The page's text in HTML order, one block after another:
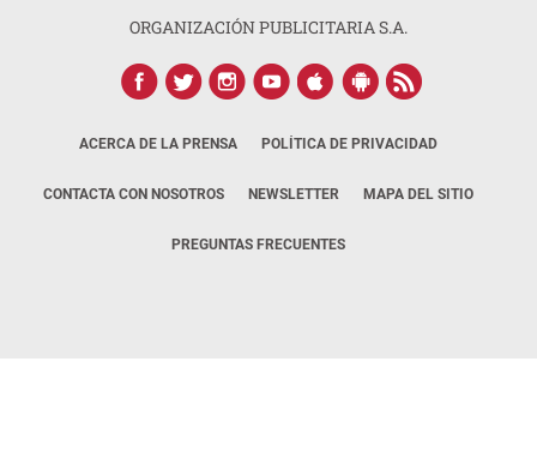
ORGANIZACIÓN PUBLICITARIA S.A.
ACERCA DE LA PRENSA POLÍTICA DE PRIVACIDAD
CONTACTA CON NOSOTROS NEWSLETTER MAPA DEL SITIO
PREGUNTAS FRECUENTES